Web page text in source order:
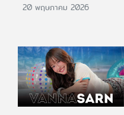
20 พฤษภาคม 2026